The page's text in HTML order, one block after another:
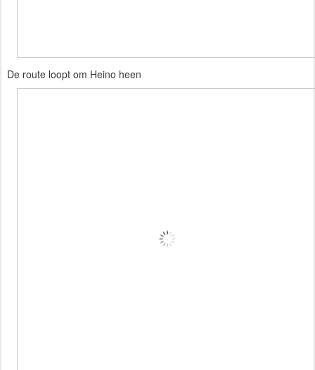
De route loopt om Heino heen